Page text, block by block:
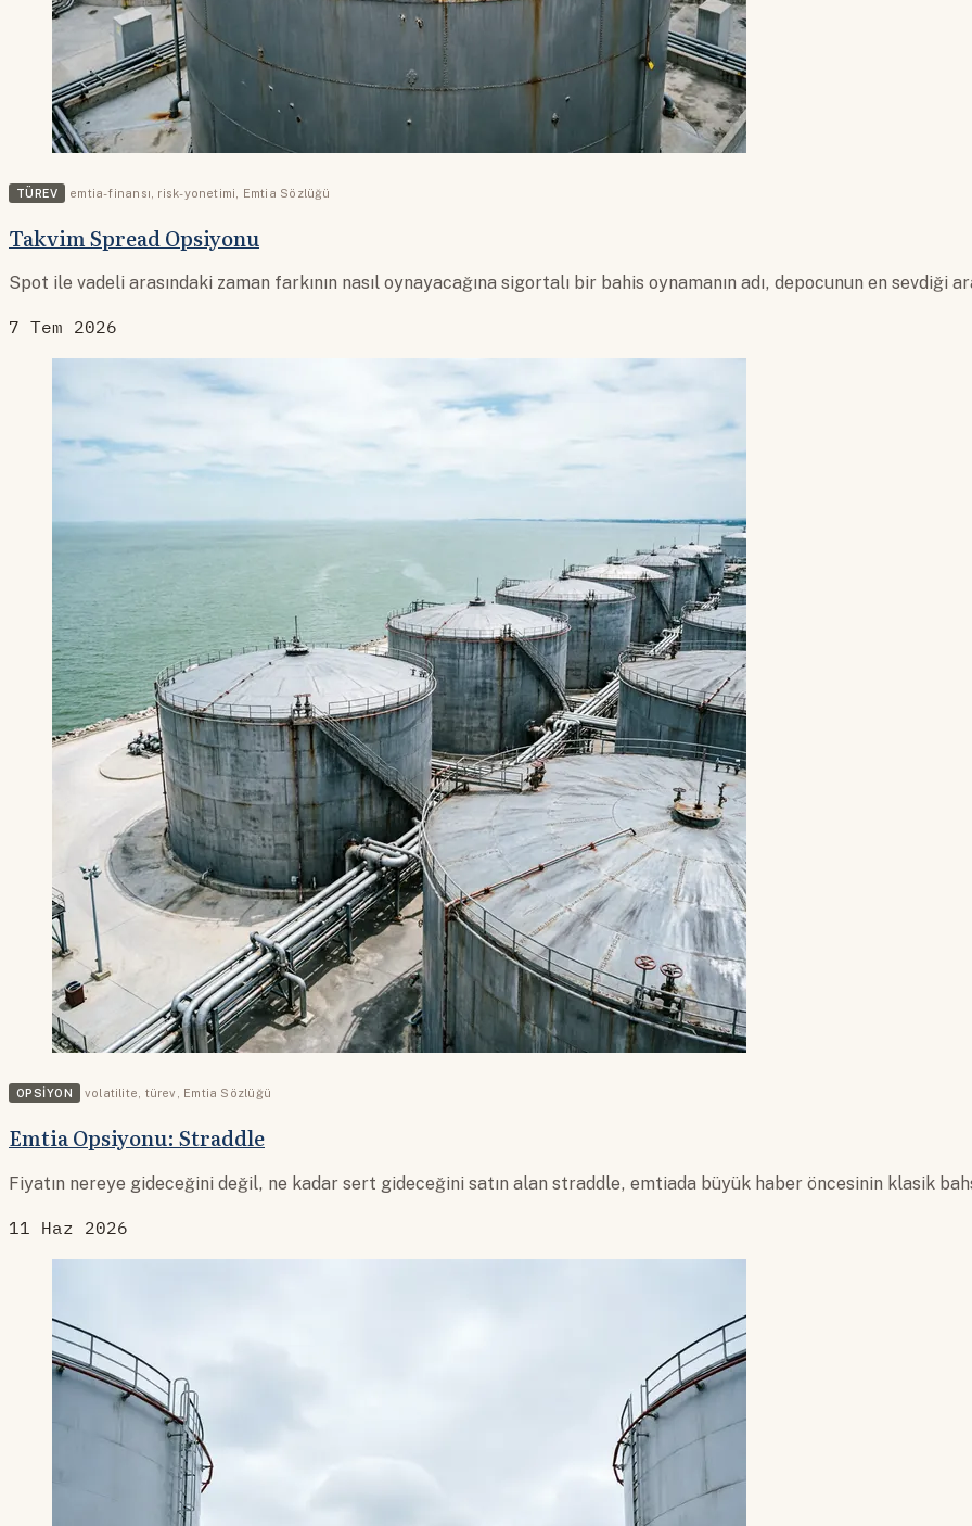
TÜREV emtia-finansı risk-yonetimi Emtia Sözlüğü
Takvim Spread Opsiyonu
Spot ile vadeli arasındaki zaman farkının nasıl oynayacağına sigortalı bir bahis oynamanın adı, depocunun en sevdiği
7 Tem 2026
OPSIYON volatilite türev Emtia Sözlüğü
Emtia Opsiyonu: Straddle
Fiyatın nereye gideceğini değil, ne kadar sert gideceğini satın alan straddle, emtiada büyük haber öncesinin klasik
11 Haz 2026